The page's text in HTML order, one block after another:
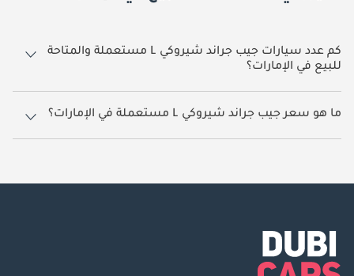
كم عدد سيارات جيب جراند شيروكي L مستعملة والمتاحة
للبيع في الإمارات؟
14 سيارة جيب جراند شيروكي L مستعملة متوفرة للبيع في الإمارات.
ما هو سعر جيب جراند شيروكي L مستعملة في الإمارات؟
يبدأ سعر سيارة جيب جراند شيروكي L مستعملة في الإمارات 85,560.